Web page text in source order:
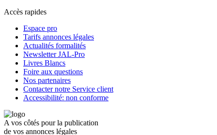
Accès rapides
Espace pro
Tarifs annonces légales
Actualités formalités
Newsletter JAL-Pro
Livres Blancs
Foire aux questions
Nos partenaires
Contacter notre Service client
Accessibilité: non conforme
A vos côtés pour la publication
de vos annonces légales